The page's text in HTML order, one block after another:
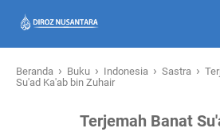
Beranda › Buku › Indonesia › Sastra ›
Su'ad Ka'ab bin Zuhair
Terjemah Banat